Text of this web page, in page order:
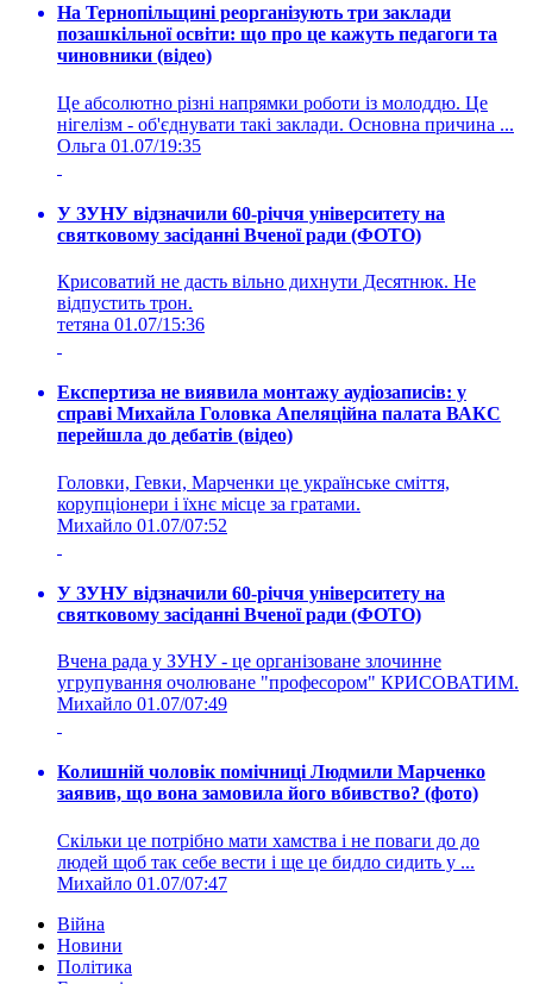
На Тернопільщині реорганізують три заклади
позашкільної освіти: що про це кажуть педагоги та
чиновники (відео)
Це абсолютно різні напрямки роботи із молоддю. Це
нігелізм - об'єднувати такі заклади. Основна причина ...
Ольга 01.07/19:35
У ЗУНУ відзначили 60-річчя університету на
святковому засіданні Вченої ради (ФОТО)
Крисоватий не дасть вільно дихнути Десятнюк. Не
відпустить трон.
тетяна 01.07/15:36
Експертиза не виявила монтажу аудіозаписів: у
справі Михайла Головка Апеляційна палата ВАКС
перейшла до дебатів (відео)
Головки, Гевки, Марченки це українське сміття,
корупціонери і їхнє місце за гратами.
Михайло 01.07/07:52
У ЗУНУ відзначили 60-річчя університету на
святковому засіданні Вченої ради (ФОТО)
Вчена рада у ЗУНУ - це організоване злочинне
угрупування очолюване "професором" КРИСОВАТИМ.
Михайло 01.07/07:49
Колишній чоловік помічниці Людмили Марченко
заявив, що вона замовила його вбивство? (фото)
Скільки це потрібно мати хамства і не поваги до до
людей щоб так себе вести і ще це бидло сидить у ...
Михайло 01.07/07:47
Війна
Новини
Політика